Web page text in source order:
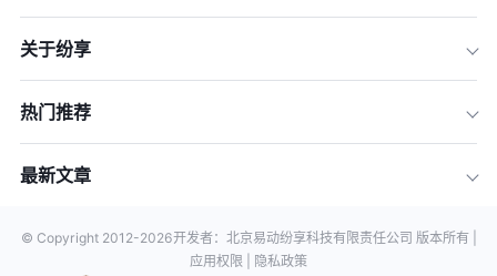
关于纷享
热门推荐
最新文章
© Copyright 2012-2026开发者：北京易动纷享科技有限责任公司 版本所有 |
应用权限 |
隐私政策